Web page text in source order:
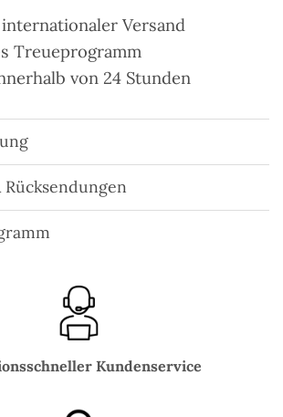
Versand
Treueprogramm
von 24 Stunden
Rücksendungen
Kundenservice